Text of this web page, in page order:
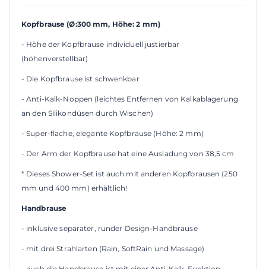
Kopfbrause (Ø:300 mm, Höhe: 2 mm)
- Höhe der Kopfbrause individuell justierbar
(höhenverstellbar)
- Die Kopfbrause ist schwenkbar
- Anti-Kalk-Noppen (leichtes Entfernen von Kalkablagerung
an den Silikondüsen durch Wischen)
- Super-flache, elegante Kopfbrause (Höhe: 2 mm)
- Der Arm der Kopfbrause hat eine Ausladung von 38,5 cm
* Dieses Shower-Set ist auch mit anderen Kopfbrausen (250
mm und 400 mm) erhältlich!
Handbrause
- inklusive separater, runder Design-Handbrause
- mit drei Strahlarten (Rain, SoftRain und Massage)